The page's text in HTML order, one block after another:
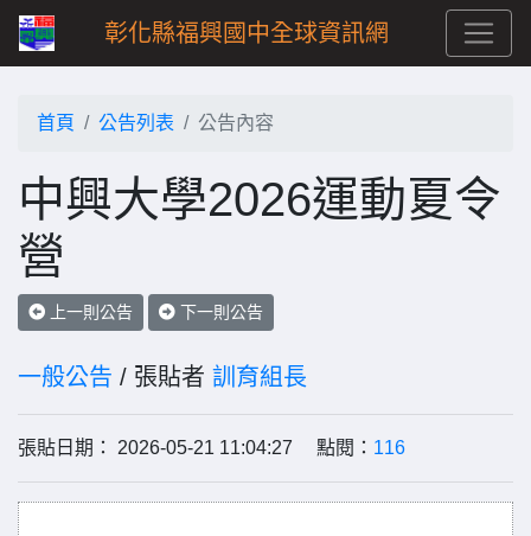
彰化縣福興國中全球資訊網
首頁 公告列表 公告內容
中興大學2026運動夏令
營
上一則公告 下一則公告
一般公告 / 張貼者 訓育組長
張貼日期： 2026-05-21 11:04:27 點閱： 116